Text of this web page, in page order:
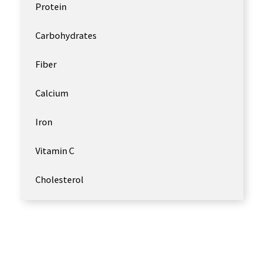
Protein
Carbohydrates
Fiber
Calcium
Iron
Vitamin C
Cholesterol